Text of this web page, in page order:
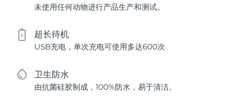
未使用任何动物进行产品生产和测试。
超长待机
USB充电，单次充电可使用多达600次
卫生防水
由抗菌硅胶制成，100%防水，易于清洁。